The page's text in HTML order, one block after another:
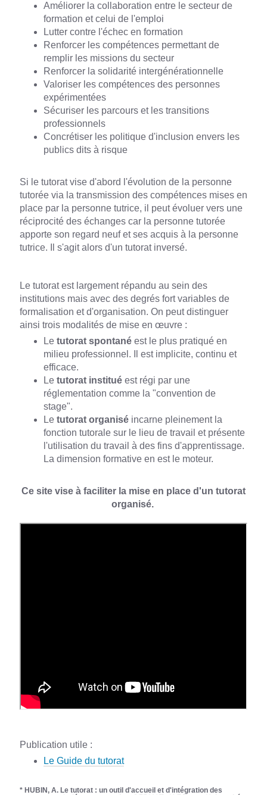
Améliorer la collaboration entre le secteur de
formation et celui de l'emploi
Lutter contre l'échec en formation
Renforcer les compétences permettant de
remplir les missions du secteur
Renforcer la solidarité intergénérationnelle
Valoriser les compétences des personnes
expérimentées
Sécuriser les parcours et les transitions
professionnels
Concrétiser les politique d'inclusion envers les
publics dits à risque
Si le tutorat vise d'abord l'évolution de la personne
tutorée via la transmission des compétences mises en
place par la personne tutrice, il peut évoluer vers une
réciprocité des échanges car la personne tutorée
apporte son regard neuf et ses acquis à la personne
tutrice. Il s'agit alors d'un tutorat inversé.
Le tutorat est largement répandu au sein des
institutions mais avec des degrés fort variables de
formalisation et d'organisation. On peut distinguer
ainsi trois modalités de mise en œuvre :
Le tutorat spontanéest le plus pratiqué en
milieu professionnel. Il est implicite, continu et
efficace.
Le tutorat instituéest régi par une
réglementation comme la "convention de
stage".
Le tutorat organiséincarne pleinement la
fonction tutorale sur le lieu de travail et présente
l'utilisation du travail à des fins d'apprentissage.
La dimension formative en est le moteur.
Ce site vise à faciliter la mise en place d'un tutorat
organisé.
Publication utile :
Le Guide du tutorat
* HUBIN, A. Le tutorat : un outil d'accueil et d'intégration des